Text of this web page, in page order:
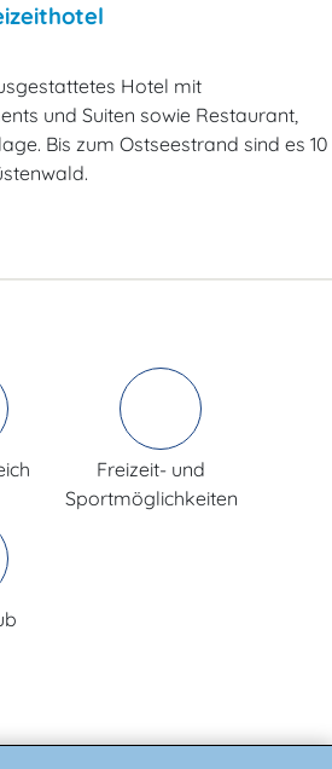
Hotel mit
und Suiten sowie Restaurant,
Bis zum Ostseestrand sind es 10
Freizeit- und
Sportmöglichkeiten